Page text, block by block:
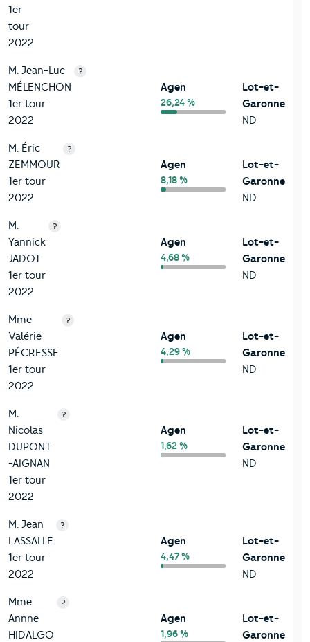
1er
tour
2022
M. Jean-Luc
MÉLENCHON
1er tour
2022
?
Agen
26,24 %
Lot-et-
Garonne
ND
M. Éric
ZEMMOUR
1er tour
2022
?
Agen
8,18 %
Lot-et-
Garonne
ND
M.
Yannick
JADOT
1er tour
2022
?
Agen
4,68 %
Lot-et-
Garonne
ND
Mme
Valérie
PÉCRESSE
1er tour
2022
?
Agen
4,29 %
Lot-et-
Garonne
ND
M.
Nicolas
DUPONT
-AIGNAN
1er tour
2022
?
Agen
1,62 %
Lot-et-
Garonne
ND
M. Jean
LASSALLE
1er tour
2022
?
Agen
4,47 %
Lot-et-
Garonne
ND
Mme
Annne
HIDALGO
?
Agen
1,96 %
Lot-et-
Garonne